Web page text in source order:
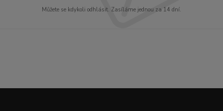
Můžete se kdykoli odhlásit. Zasíláme jednou za 14 dní.